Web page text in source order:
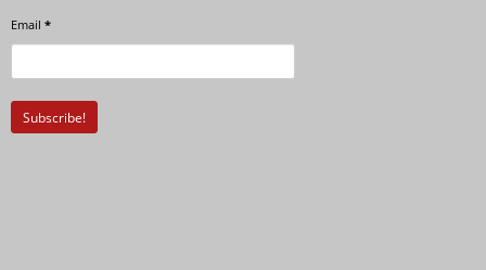
Email *